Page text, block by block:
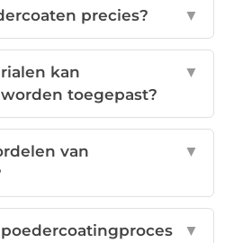
precies? ▼
kan
toegepast?
▼
van
▼
▼